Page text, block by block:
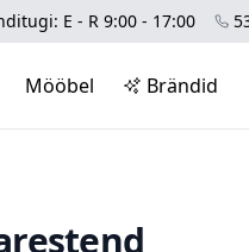
E - R 9:00 - 17:00
Mööbel Brändid